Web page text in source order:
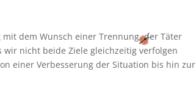
dem Wunsch einer Trennung, der Täter
nicht beide Ziele gleichzeitig verfolgen
einer Verbesserung der Situation bis hin zur